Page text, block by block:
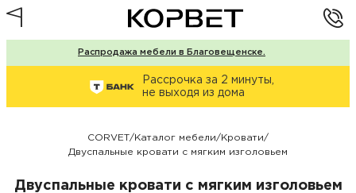
Распродажа мебели в Благовещенске.
Рассрочка за 2 минуты,
не выходя из дома
CORVET/Каталог мебели/Кровати/
Двуспальные кровати с мягким изголовьем
Двуспальные кровати с мягким изголовьем